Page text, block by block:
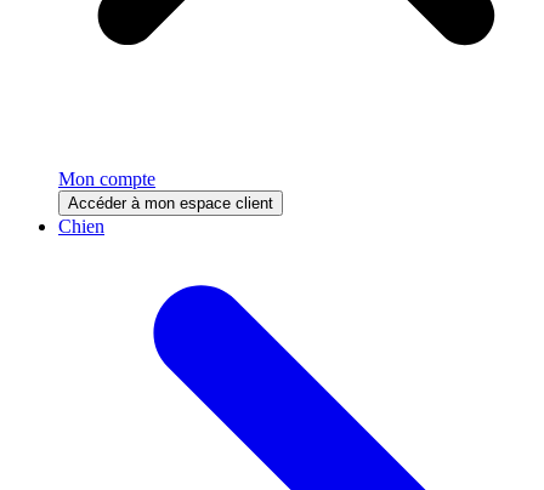
Mon compte
Accéder à mon espace client
Chien